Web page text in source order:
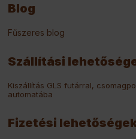
Blog
Fűszeres blog
Szállítási
Kiszállítás GLS futárral,
automatába
Fizetési